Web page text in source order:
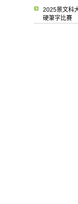
2025景文科
硬筆字比賽